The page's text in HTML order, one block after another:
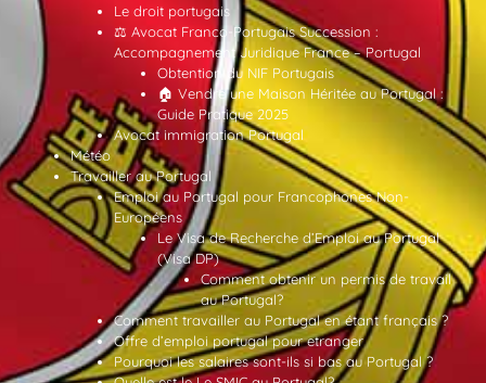
Le droit portugais
⚖️ Avocat Franco-Portugais Succession :
Accompagnement Juridique France – Portugal
Obtention du NIF Portugais
🏠 Vendre une Maison Héritée au Portugal :
Guide Pratique 2025
Avocat immigration Portugal
Météo
Travailler au Portugal
Emploi au Portugal pour Francophones Non-
Européens
Le Visa de Recherche d’Emploi au Portugal
(Visa DP)
Comment obtenir un permis de travail
au Portugal?
Comment travailler au Portugal en étant français ?
Offre d’emploi portugal pour etranger
Pourquoi les salaires sont-ils si bas au Portugal ?